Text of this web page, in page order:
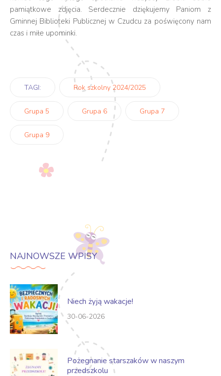
pamiątkowe zdjęcia. Serdecznie dziękujemy Paniom z
Gminnej Biblioteki Publicznej w Czudcu za poświęcony nam
czas i miłe upominki.
TAGI: Rok szkolny 2024/2025
Grupa 5 Grupa 6 Grupa 7
Grupa 9
NAJNOWSZE WPISY
Niech żyją wakacje!
30-06-2026
Pożegnanie starszaków w naszym
przedszkolu